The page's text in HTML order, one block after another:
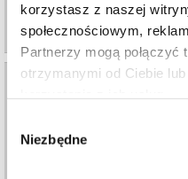
korzystasz z naszej
społecznościowym,
Partnerzy mogą
otrzymanymi od Ciebie
zgody
Niezbędne